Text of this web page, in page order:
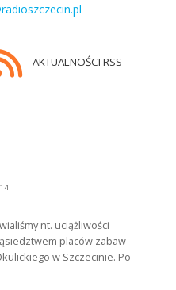
AKTUALNOŚCI RSS
nt. uciążliwości
placów zabaw -
w Szczecinie. Po